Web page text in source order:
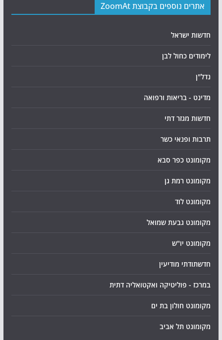
אתרים נוספים בקבוצת ZoomAt
חדשות ישראל
לימודים כחול לבן
נדל"ן
מדינט - בריאות ורפואה
חדשות מגזר דתי
תרבות ופנאי כשר
מקומונט כפר סבא
מקומונט רמת גן
מקומונט לוד
מקומונט גבעת שמואל
מקומונט יו"ש
חדשתודתי מודיעין
במרכז - פוליטיקה ואקטואליה דתית
מקומונט חולון בת ים
מקומונט תל אביב